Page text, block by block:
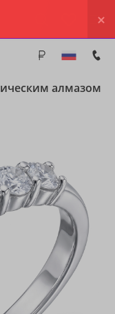
алмазом